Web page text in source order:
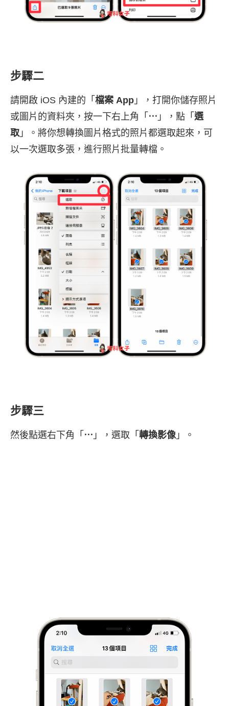
步驟二
請開啟 iOS 內建的「 檔案 App 」，打開你儲存照片
或圖片的資料夾，按一下右上角「 ⋯ 」，點「 選
取」。將你想轉換圖片格式的照片都選取起來，可
以一次選取多張，進行照片批量轉檔。
步驟三
然後點選右下角「 ⋯ 」，選取「 轉換影像」。